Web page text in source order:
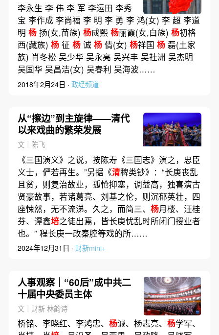
李永生 李 伟 李 军 李运田 李秀
宝 李作成 李尚福 李 明 李 勇 李 鸿(女) 李 超 李道
明 杨扬(女,苗族) 杨成熙 杨丽霞(女,白族) 杨初格
西(藏族) 杨征 杨诚 杨倩(女) 杨祥国 杨磊(土家
族) 肖冬松 吴少华 吴永亮 吴兴丰 吴社洲 吴杰明
吴国华 吴昌洁(女) 吴春利 吴海波……
2018年2月24日 · 政经频道
从“擦边”到主旋律——清代
以来戏曲的繁荣发展
文｜陈飞
《三国演义》之说，按陈寿《三国志》演之，忠臣
义士，俨若再生。”另据《清稗类钞》：“长庚丧乱
且贫，则复治故业，孤怆抑塞，调益高，独喜演古
贤豪故事，若诸葛亮、刘基之伦，则沉郁英壮，四
座悚然，无不流涕。久之，而简三、 杨月楼、汪桂
芬、谭鑫培之徒出焉，皆长庚忧乱时所闭门授业者
也。” 程长庚一改秦腔等戏的所……
2024年12月31日 · 财新mini+
人事观察｜“60后”成中共二
十届中央委员主体
文｜财新 林韵诗
桥铭、李晓红、李鸿忠、 杨诚、杨志亮、 杨学军、